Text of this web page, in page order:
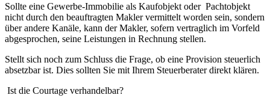
Sollte eine Gewerbe-Immobilie als Kaufobjekt oder Pachtobjekt
nicht durch den beauftragten Makler vermittelt worden sein, sondern
über andere Kanäle, kann der Makler, sofern vertraglich im Vorfeld
abgesprochen, seine Leistungen in Rechnung stellen.
Stellt sich noch zum Schluss die Frage, ob eine Provision steuerlich
absetzbar ist. Dies sollten Sie mit Ihrem Steuerberater direkt klären.
Ist die Courtage verhandelbar?